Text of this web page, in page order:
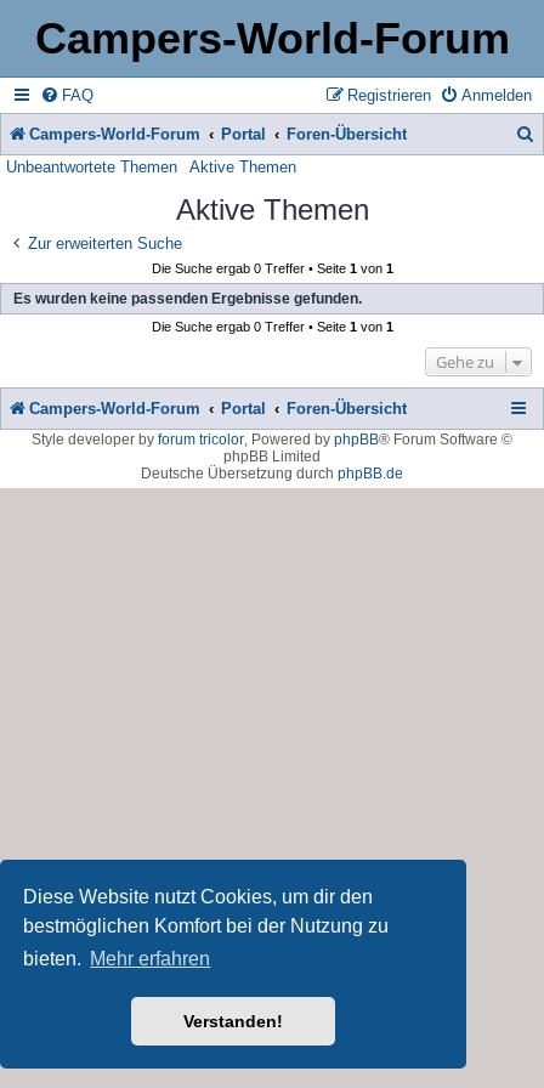
Diese Website nutzt Cookies, um dir den
bestmöglichen Komfort bei der Nutzung zu
bieten. Mehr erfahren
Verstanden!
Campers-World-Forum
FAQ Anmelden
Registrieren
Campers-World-Forum Portal Foren-Übersicht
Unbeantwortete Themen Aktive Themen
Aktive Themen
Zur erweiterten Suche
Die Suche ergab 0 Treffer • Seite 1von 1
Es wurden keine passenden Ergebnisse gefunden.
Die Suche ergab 0 Treffer • Seite 1von 1
Gehe zu
Campers-World-Forum Portal Foren-Übersicht
Style developer by forum tricolor, Powered by phpBB® Forum Software ©
phpBB Limited
Deutsche Übersetzung durch phpBB.de